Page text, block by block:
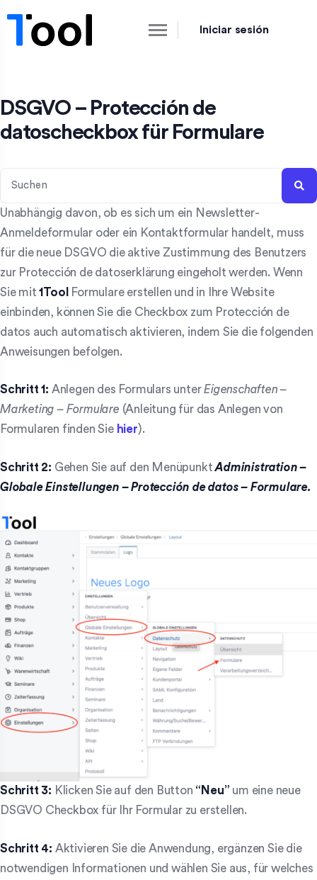
Iniciar sesión
DSGVO – Protección de
datoscheckbox für Formulare
Unabhängig davon, ob es sich um ein Newsletter-
Anmeldeformular oder ein Kontaktformular handelt, muss
für die neue DSGVO die aktive Zustimmung des Benutzers
zur Protección de datoserklärung eingeholt werden. Wenn
Sie mit1Tool
Formulare erstellen und in Ihre Website
einbinden, können Sie die Checkbox zum Protección de
datos auch automatisch aktivieren, indem Sie die folgenden
Anweisungen befolgen.
Schritt 1: Anlegen des Formulars unterEigenschaften –
Marketing – Formulare (Anleitung für das Anlegen von
Formularen finden Sie hier).
Schritt 2: Gehen Sie auf den MenüpunktAdministration–
Globale Einstellungen – Protección de datos – Formulare.
Schritt 3: Klicken Sie auf den Button “Neu” um eine neue
DSGVO Checkbox für Ihr Formular zu erstellen.
Schritt 4: Aktivieren Sie die Anwendung, ergänzen Sie die
notwendigen Informationen und wählen Sie aus, für welches